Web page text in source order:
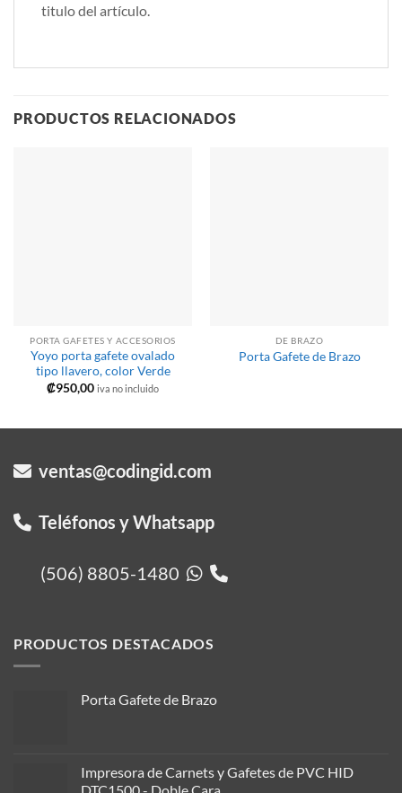
titulo del artículo.
PRODUCTOS RELACIONADOS
PORTA GAFETES Y ACCESORIOS
Yoyo porta gafete ovalado
tipo llavero, color Verde
₡950,00 iva no incluido
DE BRAZO
Porta Gafete de Brazo
ventas@codingid.com
Teléfonos y Whatsapp
(506) 8805-1480
PRODUCTOS DESTACADOS
Porta Gafete de Brazo
Impresora de Carnets y Gafetes de PVC HID
DTC1500 - Doble Cara